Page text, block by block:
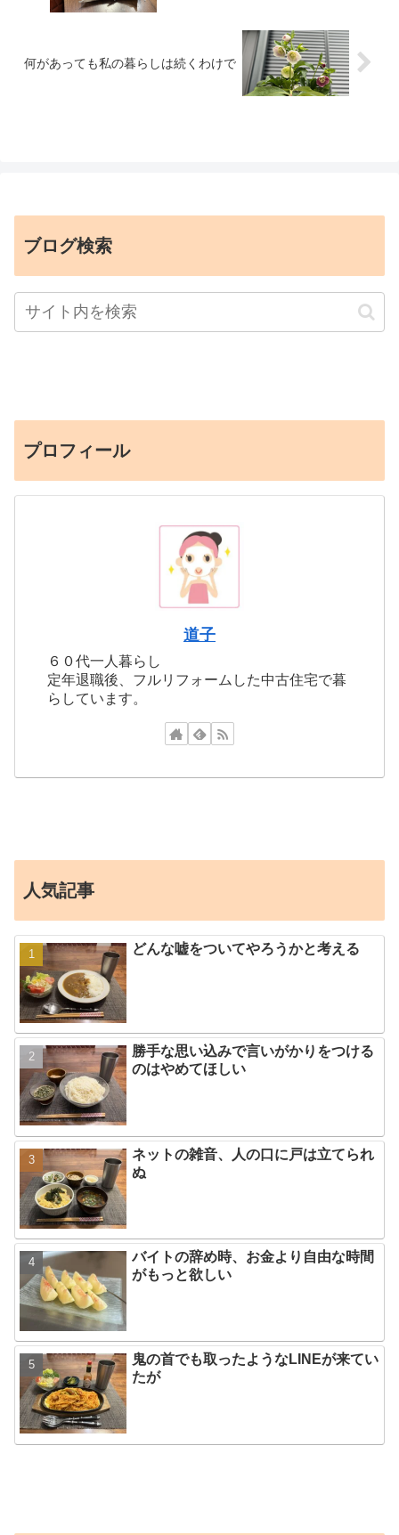
何があっても私の暮らしは続くわけで
ブログ検索
プロフィール
道子
６０代一人暮らし
定年退職後、フルリフォームした中古住宅で暮
らしています。
人気記事
どんな嘘をついてやろうかと考える
勝手な思い込みで言いがかりをつける
のはやめてほしい
ネットの雑音、人の口に戸は立てられ
ぬ
バイトの辞め時、お金より自由な時間
がもっと欲しい
鬼の首でも取ったようなLINEが来てい
たが